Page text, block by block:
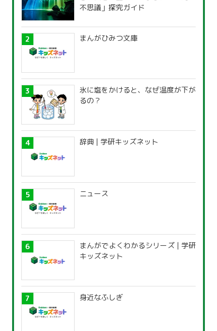
不思議」探究ガイド
まんがひみつ文庫
氷に塩をかけると、なぜ温度が下が
るの？
辞典 | 学研キッズネット
ニュース
まんがでよくわかるシリーズ | 学研
キッズネット
身近なふしぎ